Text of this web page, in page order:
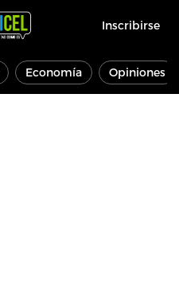
Inscribirse
Economía Opiniones